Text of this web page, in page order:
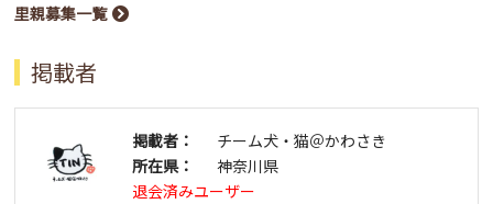
里親募集一覧
掲載者
掲載者：
チーム犬・猫＠かわさき
所在県：
神奈川県
退会済みユーザー